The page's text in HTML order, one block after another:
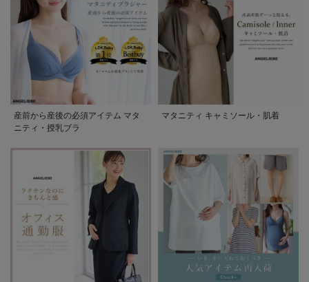
産前から産後の必須アイテム マタ
ニティ・授乳ブラ
マタニティ キャミソール・肌着